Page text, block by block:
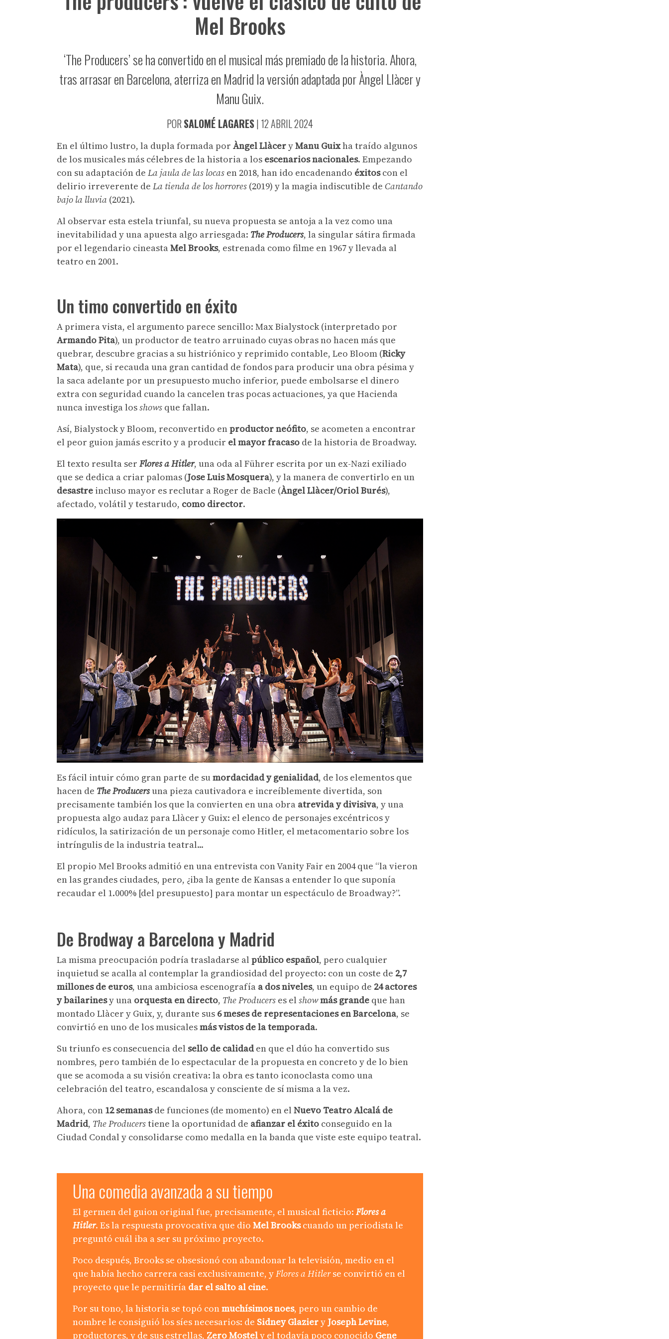
Mel Brooks
‘The Producers’ se ha convertido en el musical más premiado de la historia. Ahora,
tras arrasar en Barcelona, aterriza en Madrid la versión adaptada por Àngel Llàcer y
Manu Guix.
POR SALOMÉ LAGARES| 12 ABRIL 2024
En el último lustro, la dupla formada por Àngel LlàceryManu Guixha traído algunos
de los musicales más célebres de la historia a los escenarios nacionales. Empezando
con su adaptación de La jaula de las locas en 2018, han ido encadenando éxitoscon el
delirio irreverente de La tienda de los horrores (2019) y la magia indiscutible de Cantando
bajo la lluvia (2021).
Al observar esta estela triunfal, su nueva propuesta se antoja a la vez como una
inevitabilidad y una apuesta algo arriesgada: The Producers, la singular sátira firmada
por el legendario cineastaMel Brooks, estrenada como filme en 1967 y llevada al
teatro en 2001.
Un timo convertido en éxito
A primera vista, el argumento parece sencillo: Max Bialystock (interpretado por
Armando Pita), un productor de teatro arruinado cuyas obras no hacen más que
quebrar, descubre gracias a su histriónico y reprimido contable, Leo Bloom (Ricky
Mata), que, si recauda una gran cantidad de fondos para producir una obra pésima y
la saca adelante por un presupuesto mucho inferior, puede embolsarse el dinero
extra con seguridad cuando la cancelen tras pocas actuaciones, ya que Hacienda
nunca investiga losshows que fallan.
Así, Bialystock y Bloom, reconvertido enproductor neófito, se acometen a encontrar
el peor guion jamás escrito y a producir el mayor fracaso de la historia de Broadway.
El texto resulta ser Flores a Hitler, una oda al Führer escrita por un ex-Nazi exiliado
que se dedica a criar palomas (Jose Luis Mosquera), y la manera de convertirlo en un
desastre incluso mayor es reclutar a Roger de Bacle (Àngel Llàcer/Oriol Burés),
afectado, volátil y testarudo, como director.
Es fácil intuir cómo gran parte de sumordacidad y genialidad, de los elementos que
hacen de The Producersuna pieza cautivadora e increíblemente divertida, son
precisamente también los que la convierten en una obra atrevida y divisiva, y una
propuesta algo audaz para Llàcer y Guix: el elenco de personajes excéntricos y
ridículos, la satirización de un personaje como Hitler, el metacomentario sobre los
intríngulis de la industria teatral...
El propio Mel Brooks admitió en una entrevista con Vanity Fair en 2004 que “la vieron
en las grandes ciudades, pero, ¿iba la gente de Kansas a entender lo que suponía
recaudar el 1.000% [del presupuesto] para montar un espectáculo de Broadway?”.
De Brodway a Barcelona y Madrid
La misma preocupación podría trasladarse al público español, pero cualquier
inquietud se acalla al contemplar la grandiosidad del proyecto: con un coste de 2,7
millones de euros, una ambiciosa escenografía a dos niveles, un equipo de 24 actores
y bailarinesy una orquesta en directo, The Producers es el showmás grande que han
montado Llàcer y Guix, y, durante sus 6 meses de representaciones en Barcelona, se
convirtió en uno de los musicalesmás vistos de la temporada.
Su triunfo es consecuencia del sello de calidaden que el dúo ha convertido sus
nombres, pero también de lo espectacular de la propuesta en concreto y de lo bien
que se acomoda a su visión creativa: la obra es tanto iconoclasta como una
celebración del teatro, escandalosa y consciente de sí misma a la vez.
Ahora, con 12 semanasde funciones (de momento) en el Nuevo Teatro Alcalá de
Madrid, The Producerstiene la oportunidad de afianzar el éxito conseguido en la
Ciudad Condal y consolidarse como medalla en la banda que viste este equipo teatral.
Una comedia avanzada a su tiempo
El germen del guion original fue, precisamente, el musical ficticio: Flores a
Hitler. Es la respuesta provocativa que dio Mel Brookscuando un periodista le
preguntó cuál iba a ser su próximo proyecto.
Poco después, Brooks se obsesionó con abandonar la televisión, medio en el
que había hecho carrera casi exclusivamente, yFlores a Hitlerse convirtió en el
proyecto que le permitiría dar el salto al cine.
Por su tono, la historia se topó conmuchísimos noes, pero un cambio de
nombre le consiguió los síes necesarios: de Sidney GlazieryJoseph Levine,
productores, y de sus estrellas, Zero Mostely el todavía poco conocido Gene